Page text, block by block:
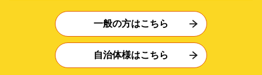
一般の方はこちら
自治体様はこちら